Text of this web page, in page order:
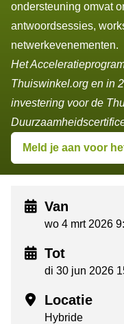
ondersteuning omvat
antwoordsessies,
netwerkevenementen.
Het
Thuiswinkel.org en in
investering voor de
Meld je aan voor
Van
wo 4 mrt 2026
Tot
di 30 jun 2026
Locatie
Hybride